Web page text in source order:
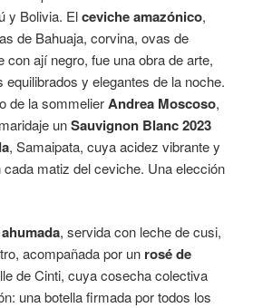
y Bolivia. Elceviche amazónico,
de Bahuaja, corvina, ovas de
con ají negro, fue una obra de arte,
equilibrados y elegantes de la noche.
de la sommelierAndrea Moscoso,
unSauvignon Blanc 2023
, Samaipata, cuya acidez vibrante y
cada matiz del ceviche. Una elección
, servida con leche de cusi,
acompañada por un rosé de
de Cinti, cuya cosecha colectiva
una botella firmada por todos los